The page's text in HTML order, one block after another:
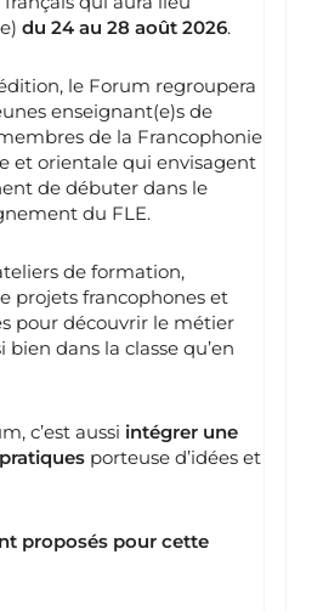
du 24 au 28 août 2026.
le Forum regroupera
enseignant(e)s de
de la Francophonie
et orientale qui envisagent
de débuter dans le
du FLE.
de formation,
projets francophones et
pour découvrir le métier
bien dans la classe qu’en
c’est aussi intégrer une
porteuse d’idées et
proposés pour cette